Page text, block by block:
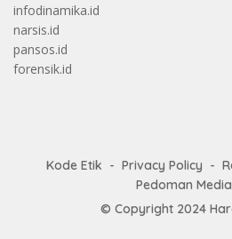
infodinamika.id
narsis.id
pansos.id
forensik.id
Kode Etik Privacy Policy
Pedoman
© Copyright 2024